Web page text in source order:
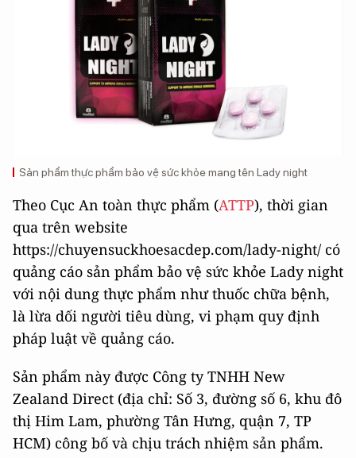
Sản phẩm thực phẩm bảo vệ sức khỏe mang tên Lady night
Theo Cục An toàn thực phẩm (ATTP), thời gian
qua trên website
https://chuyensuckhoesacdep.com/lady-night/ có
quảng cáo sản phẩm bảo vệ sức khỏe Lady night
với nội dung thực phẩm như thuốc chữa bệnh,
là lừa dối người tiêu dùng, vi phạm quy định
pháp luật về quảng cáo.
Sản phẩm này được Công ty TNHH New
Zealand Direct (địa chỉ: Số 3, đường số 6, khu đô
thị Him Lam, phường Tân Hưng, quận 7, TP
HCM) công bố và chịu trách nhiệm sản phẩm.